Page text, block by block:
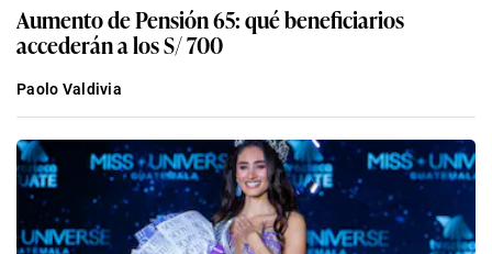
Aumento de Pensión 65: qué beneficiarios
accederán a los S/ 700
Paolo Valdivia